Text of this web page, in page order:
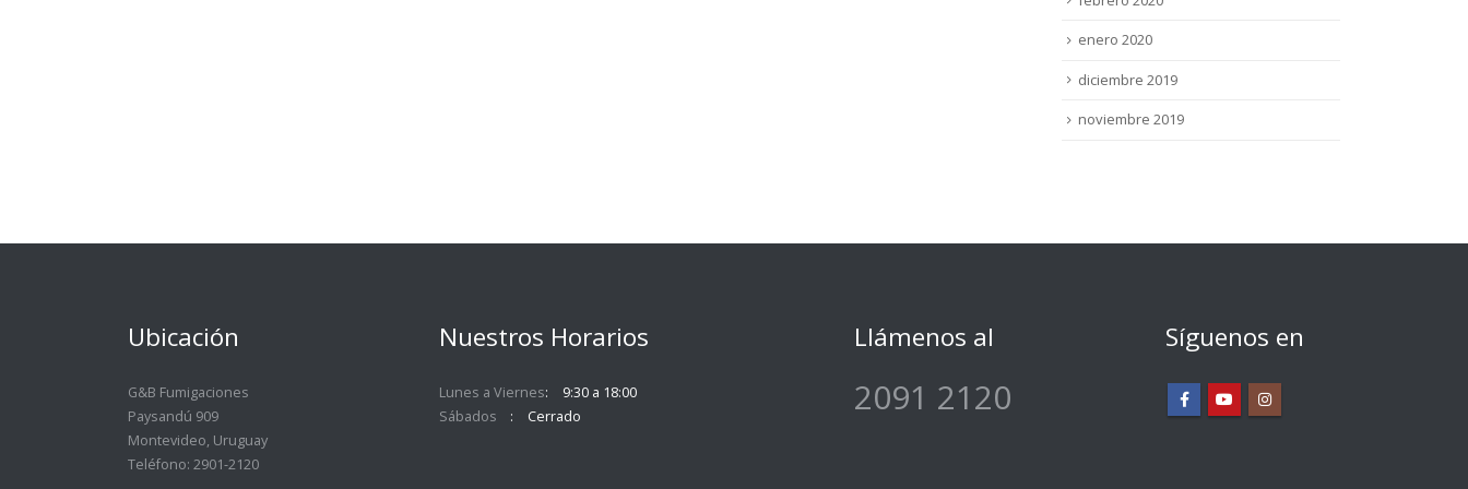
enero 2020
diciembre 2019
noviembre 2019
Ubicación
G&B Fumigaciones
Paysandú 909
Montevideo, Uruguay
Teléfono: 2901-2120
Nuestros Horarios
Lunes a Viernes
9:30 a 18:00
Sábados
Cerrado
Llámenos al
2091 2120
Síguenos en